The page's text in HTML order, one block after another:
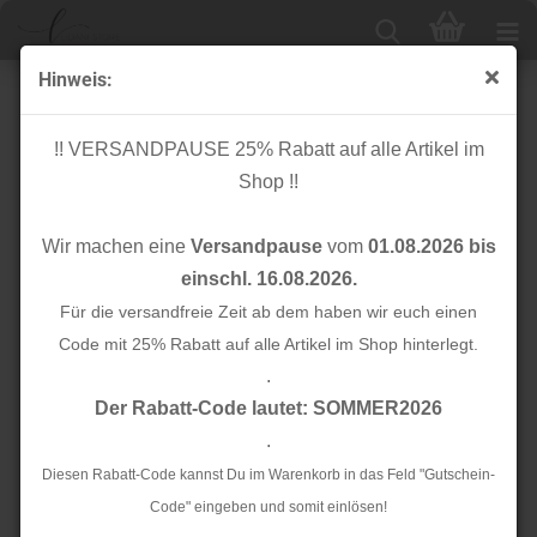
Hinweis:
!! VERSANDPAUSE 25% Rabatt auf alle Artikel im
Shop !!
Wir machen eine Versandpausevom 01.08.2026 bis
einschl. 16.08.2026.
Für die versandfreie Zeit ab dem haben wir euch einen
Code mit 25% Rabatt auf alle Artikel im Shop hinterlegt.
.
Der Rabatt-Code lautet: SOMMER2026
.
Diesen Rabatt-Code kannst Du im Warenkorb in das Feld "Gutschein-
Code" eingeben und somit einlösen!
Schrägband - Musselin - 20mm - khaki